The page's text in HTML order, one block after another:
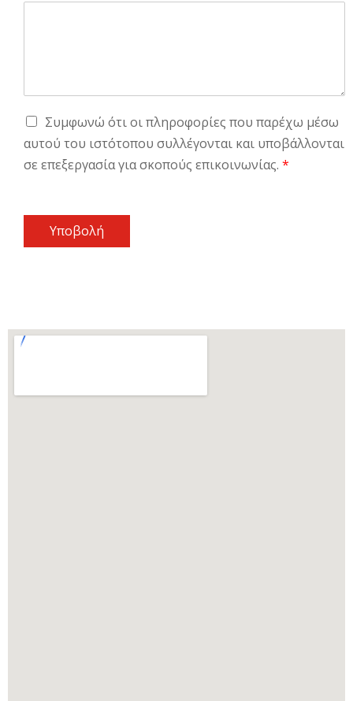
Συμφωνώ ότι οι πληροφορίες που παρέχω μέσω
αυτού του ιστότοπου συλλέγονται και υποβάλλονται
σε επεξεργασία για σκοπούς επικοινωνίας. *
Υποβολή